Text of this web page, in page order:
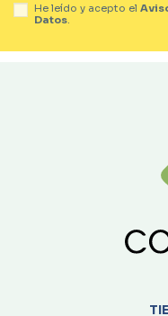
He leído y acepto el
Datos